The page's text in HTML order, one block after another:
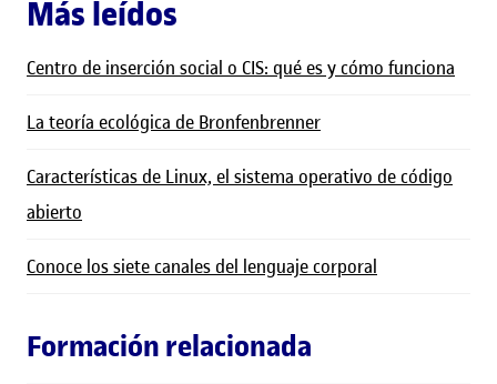
Más leídos
Centro de inserción social o CIS: qué es y cómo funciona
La teoría ecológica de Bronfenbrenner
Características de Linux, el sistema operativo de código
abierto
Conoce los siete canales del lenguaje corporal
Formación relacionada